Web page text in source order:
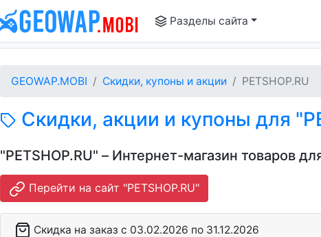
Разделы сайта
GEOWAP.MOBI Скидки, купоны и акции PETSHOP.RU
Скидки, акции и купоны для
"PETSHOP.RU" – Интернет-магазин товаров
Перейти на сайт "PETSHOP.RU"
Скидка на заказ c 03.02.2026 по 31.12.2026